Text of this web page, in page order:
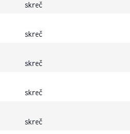
skreč
skreč
skreč
skreč
skreč